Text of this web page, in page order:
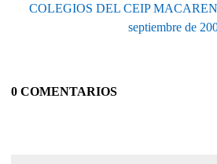
COLEGIOS DEL CEIP
septiembre de
0 COMENTARIOS